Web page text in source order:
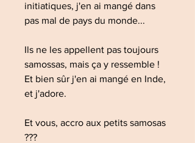
initiatiques, j'en ai mangé dans
pas mal de pays du monde...
Ils ne les appellent pas toujours
samossas, mais ça y ressemble !
Et bien sûr j'en ai mangé en Inde,
et j'adore.
Et vous, accro aux petits samosas
???